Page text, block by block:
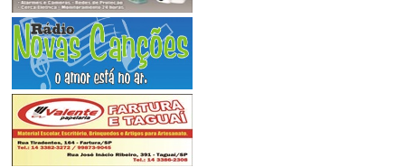
alcançá-lo. Só é digno da
sabedoria quem usa as lágrimas
para irrigá-la. Os frágeis usam a
força; os fortes, a inteligência.
Seja um sonhador, mas una
seus sonhos com disciplina,
Pois sonhos sem disciplina
produzem pessoas frustradas.
Seja um debatedor de ideia...
renata - fartura sp/são paulo
26/09/2019 - 11:56
-----------------------